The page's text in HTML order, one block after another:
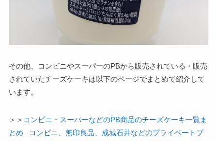
その他、コンビニやスーパーのPBから販売されている・販売
されていたチーズケーキは以下のページでまとめて紹介して
います。
＞＞ コンビニ・スーパーなどのPB商品のチーズケーキ一覧ま
とめ– コンビニ、無印良品、成城石井などのプライベートブ